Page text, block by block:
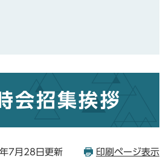
会招集挨拶
7月28日更新 印刷ページ表示